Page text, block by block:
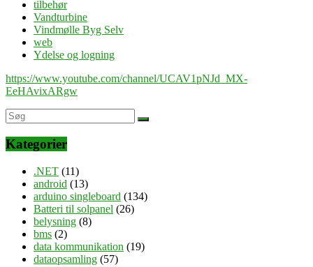
tilbehør
Vandturbine
Vindmølle Byg Selv
web
Ydelse og logning
https://www.youtube.com/channel/UCAV1pNJd_MX-
EeHAvixARgw
Kategorier
.NET (11)
android (13)
arduino singleboard (134)
Batteri til solpanel (26)
belysning (8)
bms (2)
data kommunikation (19)
dataopsamling (57)